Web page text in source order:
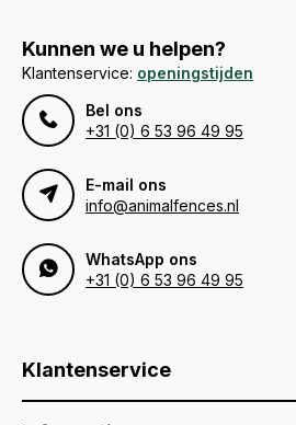
Kunnen we u helpen?
Klantenservice: openingstijden
Bel ons
+31 (0) 6 53 96 49 95
E-mail ons
info@animalfences.nl
WhatsApp ons
+31 (0) 6 53 96 49 95
Klantenservice